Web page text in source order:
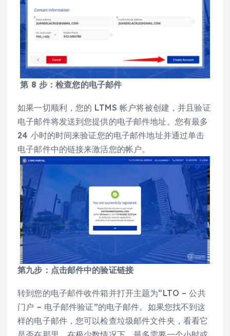
第 8 步：检查您的电子邮件
如果一切顺利，您的 LTMS 帐户将被创建，并且验证
电子邮件将发送到您提供的电子邮件地址。您有最多
24 小时的时间来验证您的电子邮件地址并通过单击
电子邮件中的链接来激活您的帐户。
第九步：点击邮件中的验证链接
转到您的电子邮件收件箱并打开主题为“LTO – 公共
门户 – 电子邮件验证”的电子邮件。如果您找不到这
样的电子邮件，您可以检查垃圾邮件文件夹，看看它